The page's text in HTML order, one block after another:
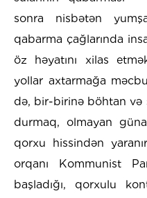
sonra nisbətən
qabarma çağlarında
öz həyatını xilas
yollar axtarmağa
də, bir-birinə böhtan
durmaq, olmayan
qorxu hissindən
orqanı Kommunist
başladığı, qorxulu